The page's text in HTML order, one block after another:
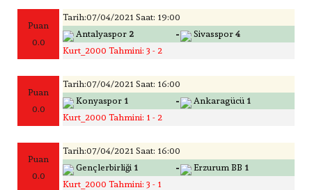
Puan
0.0
Tarih:07/04/2021 Saat: 19:00
Antalyaspor 2 - Sivasspor 4
Kurt_2000 Tahmini: 3 - 2
Puan
0.0
Tarih:07/04/2021 Saat: 16:00
Konyaspor 1 - Ankaragücü 1
Kurt_2000 Tahmini: 1 - 2
Puan
0.0
Tarih:07/04/2021 Saat: 16:00
Gençlerbirliği 1 - Erzurum BB 1
Kurt_2000 Tahmini: 3 - 1